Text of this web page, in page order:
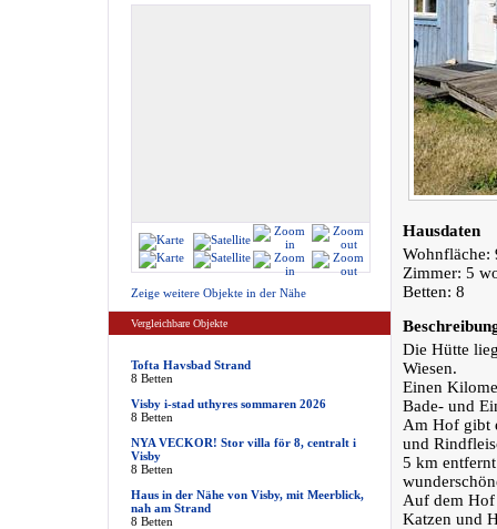
Zeige weitere Objekte in der Nähe
Vergleichbare Objekte
Tofta Havsbad Strand
8 Betten
Visby i-stad uthyres sommaren 2026
8 Betten
NYA VECKOR! Stor villa för 8, centralt i
Visby
8 Betten
Haus in der Nähe von Visby, mit Meerblick,
nah am Strand
8 Betten
Hausdaten
Wohnfläche:
Zimmer: 5
Betten: 8
Die Hütte
Wiesen.
Einen
Bade- und
Am Hof gibt
und
5 km
Auf dem Hof
Katzen und